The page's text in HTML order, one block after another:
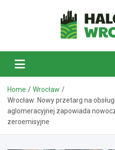
Home
Wrocław
Wrocław: Nowy przetarg na
aglomeracyjnej zapowiada
zeroemisyjne